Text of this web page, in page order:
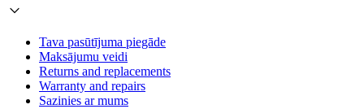
Tava pasūtījuma piegāde
Maksājumu veidi
Returns and replacements
Warranty and repairs
Sazinies ar mums